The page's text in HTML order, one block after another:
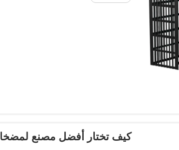
كيف تختار أفضل مصنع لمضخات